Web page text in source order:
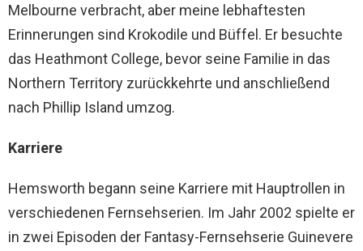
Melbourne verbracht, aber meine lebhaftesten
Erinnerungen sind Krokodile und Büffel. Er besuchte
das Heathmont College, bevor seine Familie in das
Northern Territory zurückkehrte und anschließend
nach Phillip Island umzog.
Karriere
Hemsworth begann seine Karriere mit Hauptrollen in
verschiedenen Fernsehserien. Im Jahr 2002 spielte er
in zwei Episoden der Fantasy-Fernsehserie Guinevere